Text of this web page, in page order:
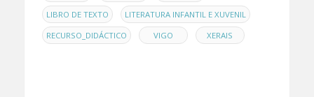
LIBRO DE TEXTO , LITERATURA INFANTIL E XUVENIL ,
RECURSO_DIDÁCTICO , VIGO , XERAIS